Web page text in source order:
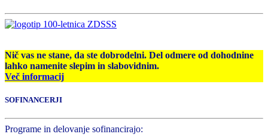
Nič vas ne stane, da ste dobrodelni. Del odmere od dohodnine
lahko namenite slepim in slabovidnim.
Več informacij
SOFINANCERJI
Programe in delovanje sofinancirajo: